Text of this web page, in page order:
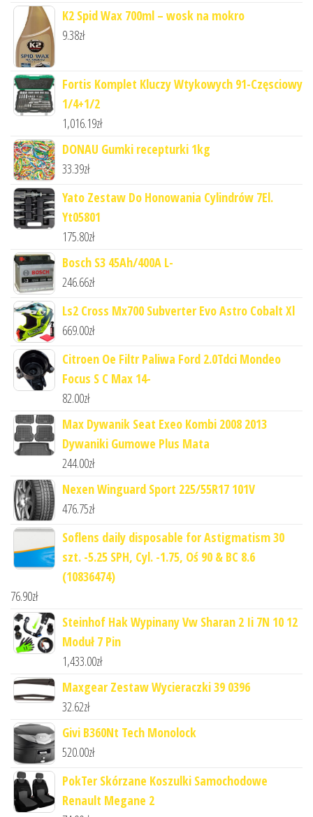
K2 Spid Wax 700ml – wosk na mokro
9.38zł
Fortis Komplet Kluczy Wtykowych 91-Częsciowy
1/4+1/2
1,016.19zł
DONAU Gumki recepturki 1kg
33.39zł
Yato Zestaw Do Honowania Cylindrów 7El.
Yt05801
175.80zł
Bosch S3 45Ah/400A L-
246.66zł
Ls2 Cross Mx700 Subverter Evo Astro Cobalt Xl
669.00zł
Citroen Oe Filtr Paliwa Ford 2.0Tdci Mondeo
Focus S C Max 14-
82.00zł
Max Dywanik Seat Exeo Kombi 2008 2013
Dywaniki Gumowe Plus Mata
244.00zł
Nexen Winguard Sport 225/55R17 101V
476.75zł
Soflens daily disposable for Astigmatism 30
szt. -5.25 SPH, Cyl. -1.75, Oś 90 & BC 8.6
(10836474)
76.90zł
Steinhof Hak Wypinany Vw Sharan 2 Ii 7N 10 12
Moduł 7 Pin
1,433.00zł
Maxgear Zestaw Wycieraczki 39 0396
32.62zł
Givi B360Nt Tech Monolock
520.00zł
PokTer Skórzane Koszulki Samochodowe
Renault Megane 2